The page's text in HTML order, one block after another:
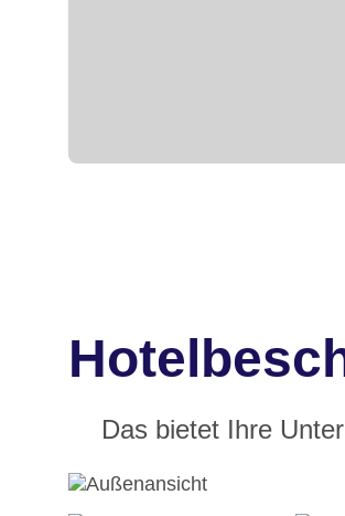
Das bietet Ihre